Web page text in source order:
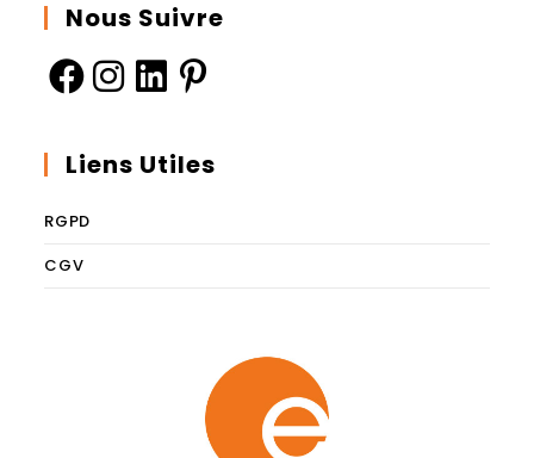
Nous Suivre
Liens Utiles
RGPD
CGV